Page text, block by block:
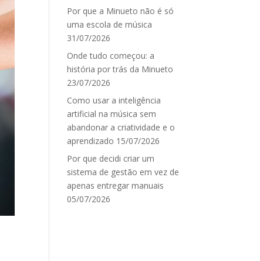
Por que a Minueto não é só
uma escola de música
31/07/2026
Onde tudo começou: a
história por trás da Minueto
23/07/2026
Como usar a inteligência
artificial na música sem
abandonar a criatividade e o
aprendizado 15/07/2026
Por que decidi criar um
sistema de gestão em vez de
apenas entregar manuais
05/07/2026